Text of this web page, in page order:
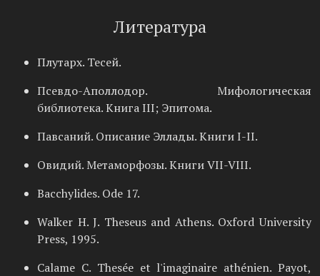
Литература
Плутарх. Тесей.
Псевдо-Аполлодор. Мифологическая
библиотека. Книга III; Эпитома.
Павсаний. Описание Эллады. Книги I-II.
Овидий. Метаморфозы. Книги VII-VIII.
Bacchylides. Ode 17.
Walker H. J. Theseus and Athens. Oxford University
Press, 1995.
Calame C. Thesée et l'imaginaire athénien. Payot,